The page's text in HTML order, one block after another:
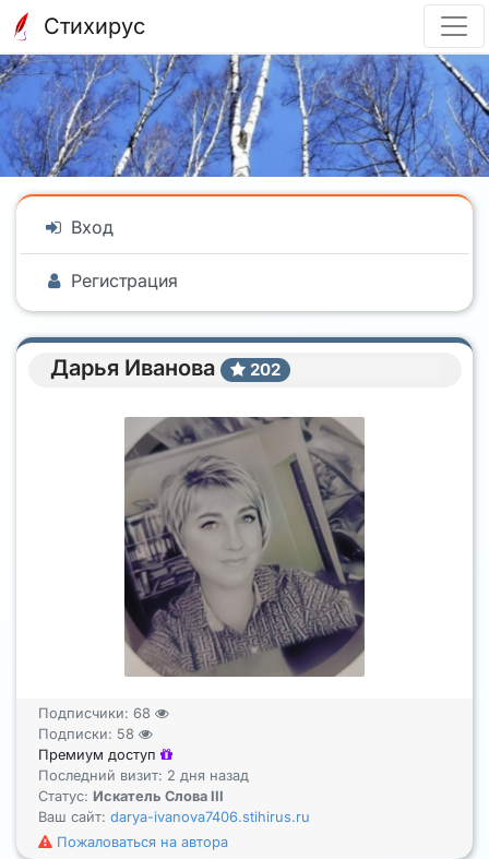
Стихирус
Вход
Регистрация
Дарья Иванова 202
Подписчики: 68
Подписки: 58
Премиум доступ
Последний визит: 2 дня назад
Статус: Искатель Слова III
Ваш сайт: darya-ivanova7406.stihirus.ru
Пожаловаться на автора